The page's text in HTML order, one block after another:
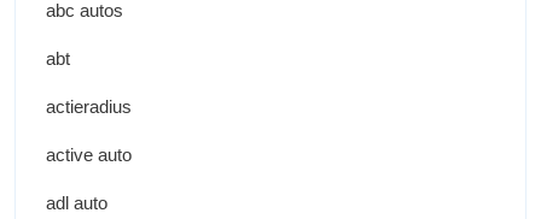
abc autos
abt
actieradius
active auto
adl auto